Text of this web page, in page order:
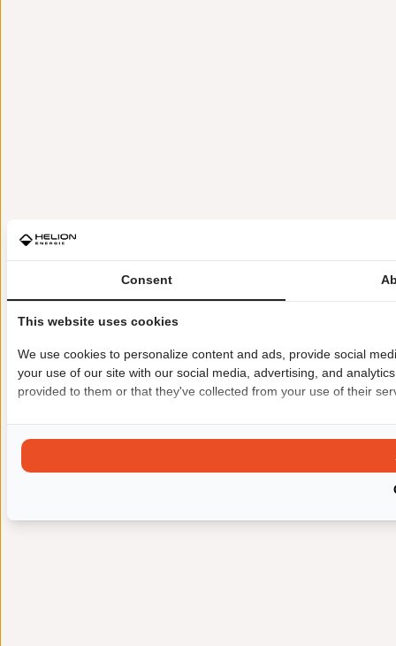
Consent
This website uses cookies
We use cookies to personalize content and ads, provide social
your use of our site with our social media, advertising, and
provided to them or that they've collected from your use of their